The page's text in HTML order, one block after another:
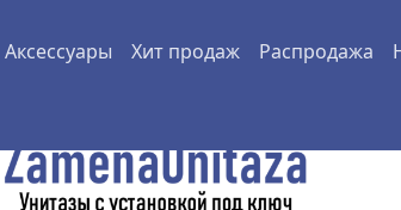
Аксессуары Хит продаж Распродажа